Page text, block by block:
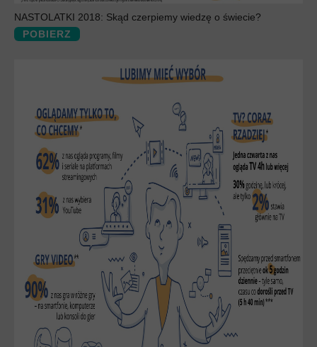
NASTOLATKI 2018: Skąd czerpiemy wiedzę o świecie?
POBIERZ